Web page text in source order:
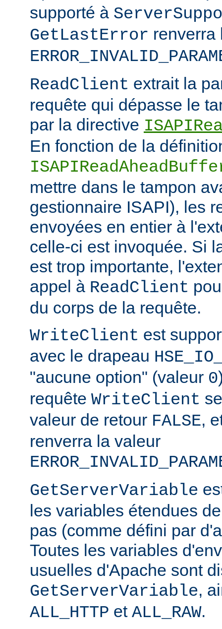
supporté à
GetLastError renverra
ReadClient extrait la
requête qui dépasse le
par la directive
En fonction de la
mettre dans le tampon
gestionnaire ISAPI), les
envoyées en entier à
celle-ci est invoquée. Si
est trop importante,
appel à ReadClient
du corps de la requête.
WriteClient est
avec le drapeau
"aucune option" (valeur 0
requête WriteClient
valeur de retour FALSE,
renverra la valeur
GetServerVariable
les variables étendues
pas (comme défini par
Toutes les variables
usuelles d'Apache sont
GetServerVariable,
ALL_HTTP et ALL_RAW.